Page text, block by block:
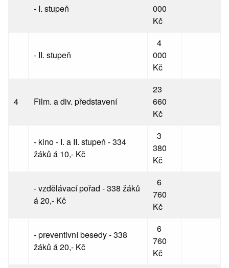
- I. stupeň
000
Kč
- II. stupeň
4
000
Kč
4 Film. a div. představení
23
660
Kč
- kino - I. a II. stupeň - 334
žáků á 10,- Kč
3
380
Kč
- vzdělávací pořad - 338 žáků
á 20,- Kč
6
760
Kč
- preventivní besedy - 338
žáků á 20,- Kč
6
760
Kč